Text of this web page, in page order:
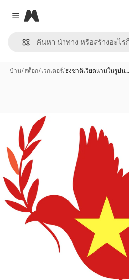
Close menu
Magnific
บ้าน/สต็อก/เวกเตอร์/ธงชาติเวียดนามในรูปน…